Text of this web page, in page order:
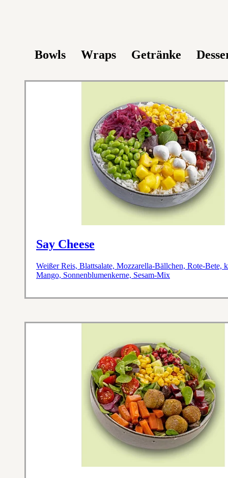
Bowls Wraps Getränke
Say Cheese
Weißer Reis, Blattsalate, Mozzarella-Bällchen, Rote-Bete,
Mango, Sonnenblumenkerne, Sesam-Mix